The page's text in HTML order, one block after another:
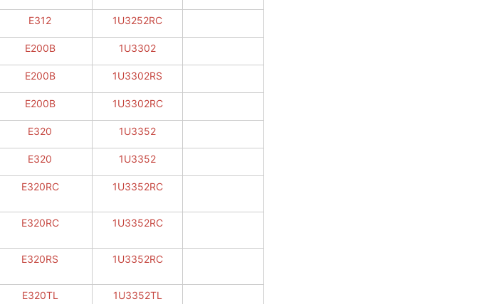
E312 1U3252RC
E200B 1U3302
E200B 1U3302RS
E200B 1U3302RC
E320 1U3352
E320 1U3352
E320RC 1U3352RC
E320RC 1U3352RC
E320RS 1U3352RC
E320TL 1U3352TL